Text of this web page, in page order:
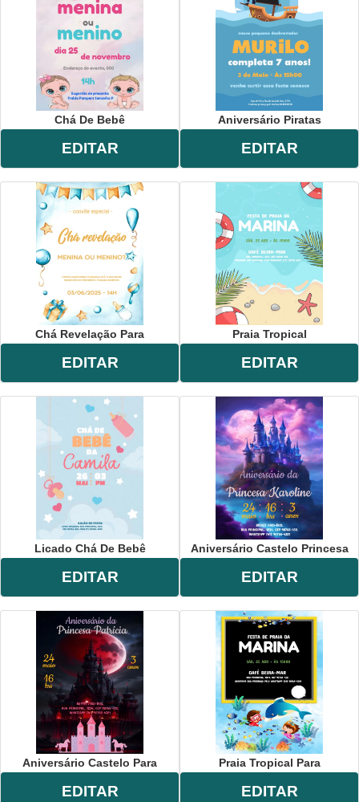
Chá De Bebê
EDITAR
Aniversário Piratas
EDITAR
Chá Revelação Para
EDITAR
Praia Tropical
EDITAR
Licado Chá De Bebê
EDITAR
Aniversário Castelo Princesa
EDITAR
Aniversário Castelo Para
EDITAR
Praia Tropical Para
EDITAR